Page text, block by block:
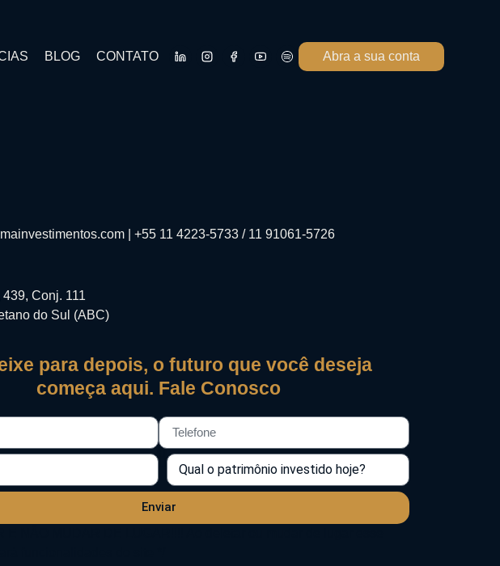
BLOG CONTATO Abra a sua conta
| +55 11 4223-5733 / 11 91061-5726
Conj. 111
do Sul (ABC)
para depois, o futuro que você deseja
começa aqui. Fale Conosco
Enviar